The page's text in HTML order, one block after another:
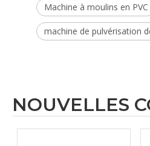
Machine à moulins en PVC
machine de pulvérisation
NOUVELLES